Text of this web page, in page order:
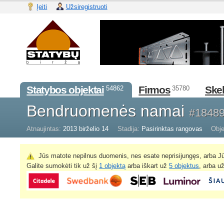
Įeiti Užsiregistruoti
Statybos objektai 54862 Firmos 35780
Bendruomenės namai
Atnaujintas: 2013 birželio 14 Stadija: Pasirinktas rangovas
Jūs matote nepilnus duomenis, nes esate neprisijungęs, arba
Galite sumokėti tik už šį 1 objektą arba iškart už5 objektus , arba